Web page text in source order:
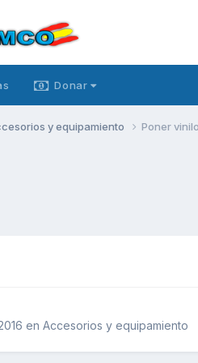
Donar
y equipamiento Poner
en Accesorios y equipamiento